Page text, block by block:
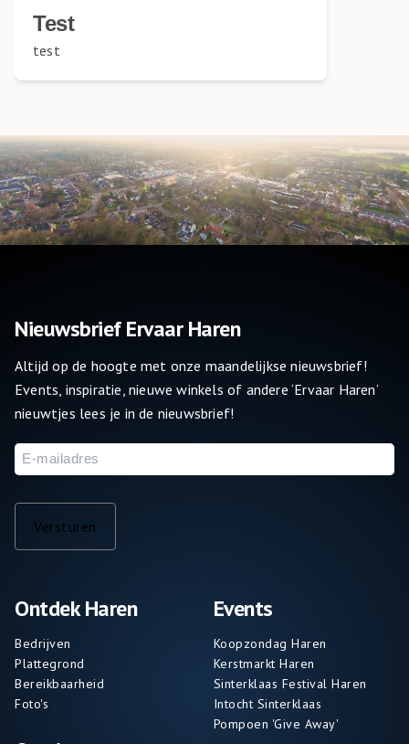
Test
test
Ontdek Haren
Bedrijven
Plattegrond
Bereikbaarheid
Foto's
Events
Koopzondag Haren
Kerstmarkt Haren
Sinterklaas Festival Haren
Intocht Sinterklaas
Pompoen 'Give Away'
Nieuwsbrief Ervaar Haren
Altijd op de hoogte met onze maandelijkse nieuwsbrief!
Events, inspiratie, nieuwe winkels of andere ‘Ervaar Haren’
nieuwtjes lees je in de nieuwsbrief!
E-
mailadres
Versturen